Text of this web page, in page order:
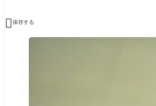
 保存する